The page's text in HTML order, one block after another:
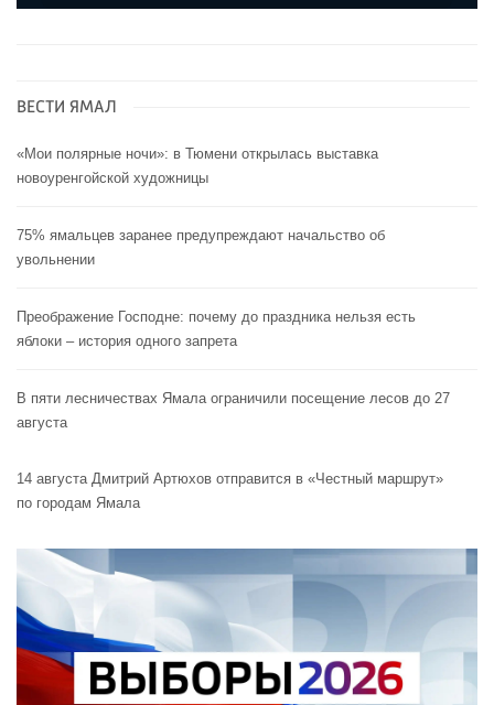
ВЕСТИ ЯМАЛ
«Мои полярные ночи»: в Тюмени открылась выставка
новоуренгойской художницы
75% ямальцев заранее предупреждают начальство об
увольнении
Преображение Господне: почему до праздника нельзя есть
яблоки – история одного запрета
В пяти лесничествах Ямала ограничили посещение лесов до 27
августа
14 августа Дмитрий Артюхов отправится в «Честный маршрут»
по городам Ямала